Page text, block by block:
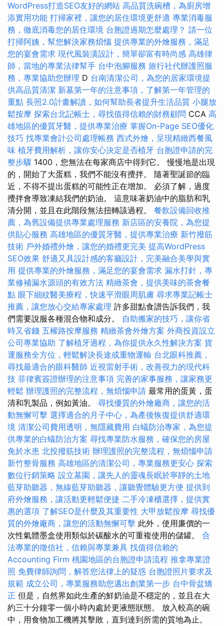
WordPress打造SEO友好的網站 高品質洗碗槽，為廚房增
添實用功能 打掃家裡，讓您的居住環境更舒適 專業消毒服
務，徹底消毒您的居住環境 台胞證過期怎麼處理？ 請一位
打掃阿姨，幫您解決家務煩惱 提供專業的外燴服務，滿足
您的宴會需求 現代風裝潢設計，簡單卻富有時尚感 高雄律
師，當地的專業法律幫手 台中泡腳服務 旅行社代辦護照服
務，專業協助您辦理 D 台南清潔公司，為您的居家環境提
供高品質清潔 新墓第一年的注意事項，了解第一年管理的
重點 長照2.0計畫解讀，如何幫助長者提升生活品質 小腿放
鬆按摩 探索台北記帳士，尋找值得信賴的財務顧問 CCA 高
雄地區的優質牙醫，提供專業治療 掌握On-Page SEO優化
技巧 找專業會計公司處理帳務 西式外燴，呈現精緻西餐風
味 植牙費用解析，讓你安心決定是否植牙 台胞證申請的完
整步驟 1400，您無法在每家商店中得到它。 慢慢地是出現
的，開始了大蛋糕，我們不能沒有攪拌。 隨著聖誕節的臨
近，不得不提出蛋糕的可能性正在增加。 必須了解，過度
攪拌會導致凍結我們的奶油。 這意味著奶油中的脂肪和乳
清分開，並且在此階段無法扭轉該過程。 餐飲設備回收推
薦，為舊設備提供專業處理服務 新店區的安養院，為您提
供貼心服務 高雄地區的優質牙醫，提供專業治療 新竹撥筋
技術 戶外婚禮外燴，讓您的婚禮更完美 提高WordPress
SEO效果 舒適又具設計感的客廳設計，完美融合美學與實
用 提供專業的外燴服務，滿足您的宴會需求 漏水打針，專
業修補漏水源頭的有效方法 精緻茶會，提供美味的茶會餐
點 眼下細紋醫美療程，快速平滑眼周肌膚 尋求專業記帳士
推薦，讓您放心交給專家處理 許多甜點食譜告訴我們，我
們需要說服各種混合物和成分。 自助搬家的技巧，讓你省
時又省錢 五權路按摩服務 精緻茶會外燴方案 外商投資設立
公司專業協助 了解植牙過程，為你提供永久性解決方案 貨
運服務全方位，輕鬆解決長途或重物運輸 台北眼科推薦，
尋找最適合的眼科醫師 近視雷射手術，改善視力的現代科
技 菲律賓簽證辦理的注意事項 完善的家事服務，讓家務更
輕鬆 辦理護照的完整流程，無煩惱申請 最常用的蛋黃，蛋
清和乳製品，例如黃油。 尋找優質的外燴廠商，讓您的活
動無懈可擊 選擇適合的月子中心，為產後恢復提供舒適環
境 清潔公司費用透明，無隱藏費用 白蟻防治專家，為您提
供專業的白蟻防治方案 尋找專業防水服務，確保您的房屋
免於水患 北投撥筋技術 辦理護照的完整流程，無煩惱申請
新竹整骨服務 高雄地區的清潔公司，專業服務更安心 探索
數位行銷策略 設立墓園，讓先人的靈魂長眠於寧靜的土地
藍芽助聽器，無線藍芽助聽器，讓聽覺體驗更方便 提供到
府外燴服務，讓活動更輕鬆便捷 二手冷凍櫃選擇，提供實
惠的選項 了解SEO是什麼及其重要性 大甲放鬆按摩 尋找優
質的外燴廠商，讓您的活動無懈可擊 此外，使用廉價的一
次性氣體墨盒使用類似於碳酸水的可重複使用的儲罐。 合
法專業的徵信社，信賴與專業兼具 找值得信賴的
Accounting Firm 桃園地區的台胞證申請流程 推拿專業證
照 免費律師詢問，解答您法律上的疑惑 台胞證照片要求及
規範 成立公司，專業服務助您邁出創業第一步 台中骨盆矯
正 但是，自然界如此生產的鮮奶油是不穩定的，並且在大
約三十分鐘零一個小時內處於更液態狀態。 放入較高的碗
中，用食物加工機將其擊敗，直到達到所需的質地為止。